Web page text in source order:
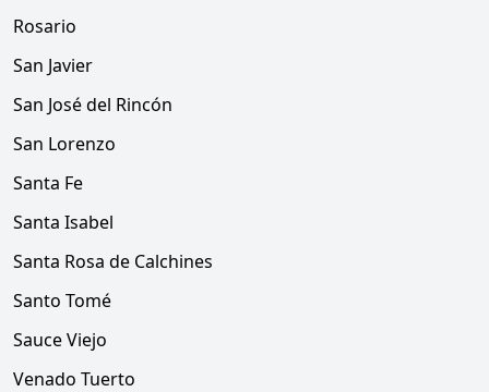
Rosario
San Javier
San José del Rincón
San Lorenzo
Santa Fe
Santa Isabel
Santa Rosa de Calchines
Santo Tomé
Sauce Viejo
Venado Tuerto